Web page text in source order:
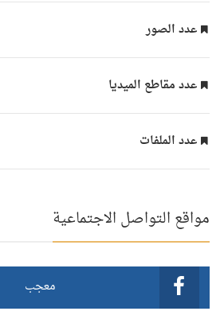
عدد الصور
عدد مقاطع الميديا
عدد الملفات
مواقع التواصل الاجتماعية
معجب